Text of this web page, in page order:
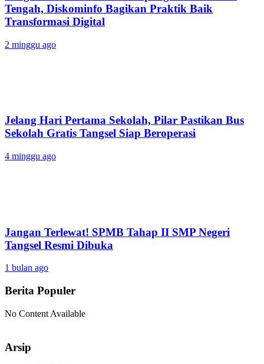
Tengah, Diskominfo Bagikan Praktik Baik
Transformasi Digital
2 minggu ago
Jelang Hari Pertama Sekolah, Pilar Pastikan Bus
Sekolah Gratis Tangsel Siap Beroperasi
4 minggu ago
Jangan Terlewat! SPMB Tahap II SMP Negeri
Tangsel Resmi Dibuka
1 bulan ago
Berita Populer
No Content Available
Arsip